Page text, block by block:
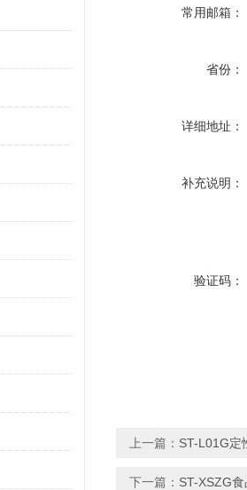
常用邮箱：
省份：
详细地址：
补充说明：
验证码：
上一篇： ST-L01G定
下一篇： ST-XSZG